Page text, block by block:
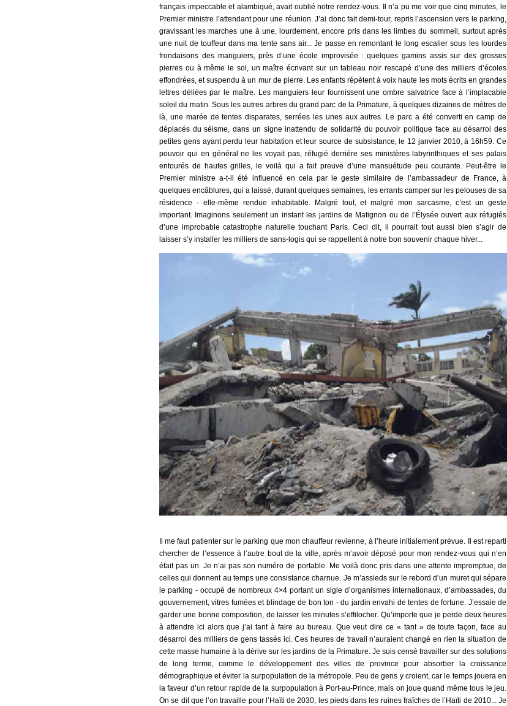
français impeccable et alambiqué, avait oublié notre rendez-vous. Il n’a pu me voir que cinq minutes, le
Premier ministre l’attendant pour une réunion. J’ai donc fait demi-tour, repris l’ascension vers le parking,
gravissant les marches une à une, lourdement, encore pris dans les limbes du sommeil, surtout après
une nuit de touffeur dans ma tente sans air... Je passe en remontant le long escalier sous les lourdes
frondaisons des manguiers, près d’une école improvisée : quelques gamins assis sur des grosses
pierres ou à même le sol, un maître écrivant sur un tableau noir rescapé d’une des milliers d’écoles
effondrées, et suspendu à un mur de pierre. Les enfants répètent à voix haute les mots écrits en grandes
lettres déliées par le maître. Les manguiers leur fournissent une ombre salvatrice face à l’implacable
soleil du matin. Sous les autres arbres du grand parc de la Primature, à quelques dizaines de mètres de
là, une marée de tentes disparates, serrées les unes aux autres. Le parc a été converti en camp de
déplacés du séisme, dans un signe inattendu de solidarité du pouvoir politique face au désarroi des
petites gens ayant perdu leur habitation et leur source de subsistance, le 12 janvier 2010, à 16h59. Ce
pouvoir qui en général ne les voyait pas, réfugié derrière ses ministères labyrinthiques et ses palais
entourés de hautes grilles, le voilà qui a fait preuve d’une mansuétude peu courante. Peut-être le
Premier ministre a-t-il été influencé en cela par le geste similaire de l’ambassadeur de France, à
quelques encâblures, qui a laissé, durant quelques semaines, les errants camper sur les pelouses de sa
résidence - elle-même rendue inhabitable. Malgré tout, et malgré mon sarcasme, c’est un geste
important. Imaginons seulement un instant les jardins de Matignon ou de l’Élysée ouvert aux réfugiés
d’une improbable catastrophe naturelle touchant Paris. Ceci dit, il pourrait tout aussi bien s’agir de
laisser s’y installer les milliers de sans-logis qui se rappellent à notre bon souvenir chaque hiver...
Il me faut patienter sur le parking que mon chauffeur revienne, à l’heure initialement prévue. Il est reparti
chercher de l’essence à l’autre bout de la ville, après m’avoir déposé pour mon rendez-vous qui n’en
était pas un. Je n’ai pas son numéro de portable. Me voilà donc pris dans une attente impromptue, de
celles qui donnent au temps une consistance charnue. Je m’assieds sur le rebord d’un muret qui sépare
le parking - occupé de nombreux 4×4 portant un sigle d’organismes internationaux, d’ambassades, du
gouvernement, vitres fumées et blindage de bon ton - du jardin envahi de tentes de fortune. J’essaie de
garder une bonne composition, de laisser les minutes s’effilocher. Qu’importe que je perde deux heures
à attendre ici alors que j’ai tant à faire au bureau. Que veut dire ce « tant » de toute façon, face au
désarroi des milliers de gens tassés ici. Ces heures de travail n’auraient changé en rien la situation de
cette masse humaine à la dérive sur les jardins de la Primature. Je suis censé travailler sur des solutions
de long terme, comme le développement des villes de province pour absorber la croissance
démographique et éviter la surpopulation de la métropole. Peu de gens y croient, car le temps jouera en
la faveur d’un retour rapide de la surpopulation à Port-au-Prince, mais on joue quand même tous le jeu.
On se dit que l’on travaille pour l’Haïti de 2030, les pieds dans les ruines fraîches de l’Haïti de 2010... Je